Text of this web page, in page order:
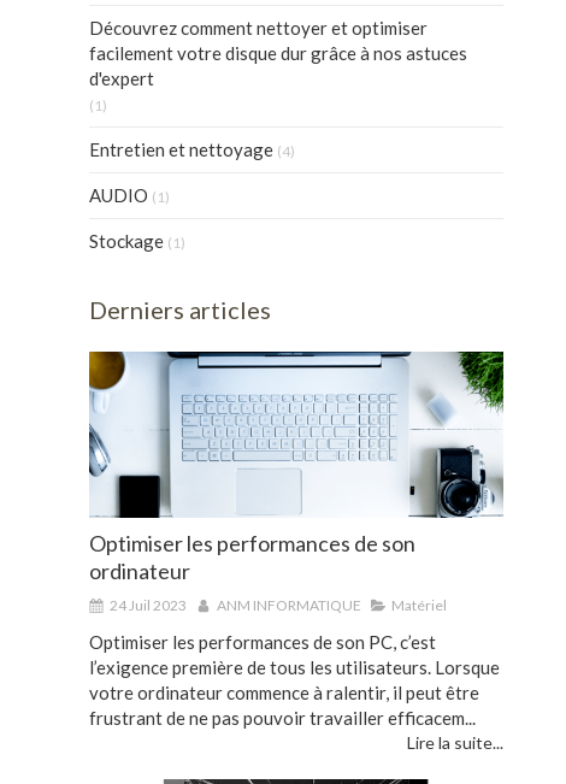
Découvrez comment nettoyer et optimiser
facilement votre disque dur grâce à nos astuces
d'expert
(1)
Entretien et nettoyage (4)
AUDIO (1)
Stockage (1)
Derniers articles
Optimiser les performances de son
ordinateur
24 Juil 2023 ANM INFORMATIQUE Matériel
Optimiser les performances de son PC, c’est
l’exigence première de tous les utilisateurs. Lorsque
votre ordinateur commence à ralentir, il peut être
frustrant de ne pas pouvoir travailler efficacem...
Lire la suite...